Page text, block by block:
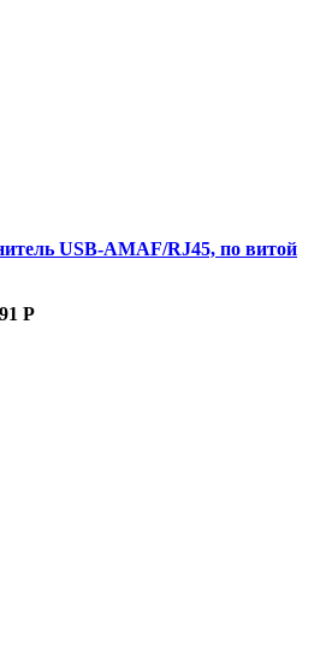
USB-AMAF/RJ45, по витой
Р